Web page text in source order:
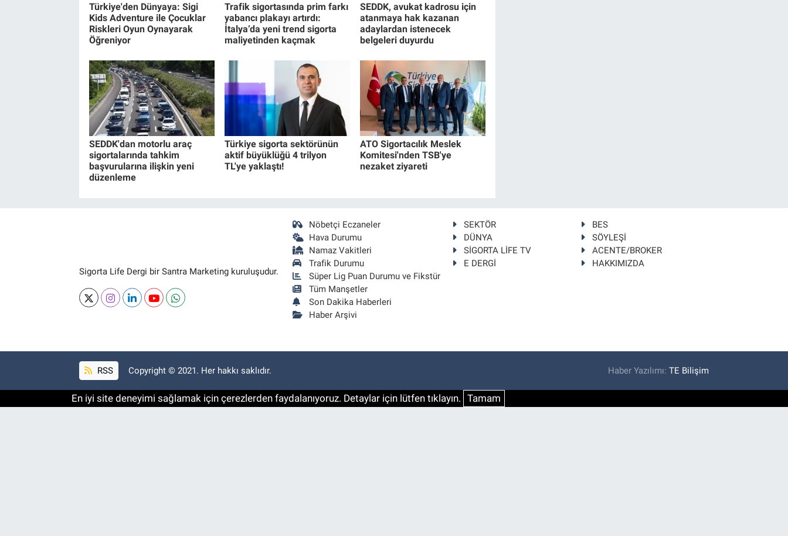
Türkiye'den Dünyaya: Sigi
Kids Adventure ile Çocuklar
Riskleri Oyun Oynayarak
Öğreniyor
Trafik sigortasında prim farkı
yabancı plakayı artırdı:
İtalya’da yeni trend sigorta
maliyetinden kaçmak
SEDDK, avukat kadrosu için
atanmaya hak kazanan
adaylardan istenecek
belgeleri duyurdu
SEDDK'dan motorlu araç
sigortalarında tahkim
başvurularına ilişkin yeni
düzenleme
Türkiye sigorta sektörünün
aktif büyüklüğü 4 trilyon
TL'ye yaklaştı!
ATO Sigortacılık Meslek
Komitesi'nden TSB'ye
nezaket ziyareti
Sigorta Life Dergi bir Santra Marketing kuruluşudur.
Nöbetçi Eczaneler
Hava Durumu
Namaz Vakitleri
Trafik Durumu
Süper Lig Puan Durumu ve Fikstür
Tüm Manşetler
Son Dakika Haberleri
Haber Arşivi
SEKTÖR
BES
DÜNYA
SÖYLEŞİ
SİGORTA LİFE TV
ACENTE/BROKER
E DERGİ
HAKKIMIZDA
RSS Copyright © 2021. Her hakkı saklıdır. Haber Yazılımı:TE Bilişim
En iyi site deneyimi sağlamak için çerezlerden faydalanıyoruz. Detaylar için lütfen tıklayın. Tamam